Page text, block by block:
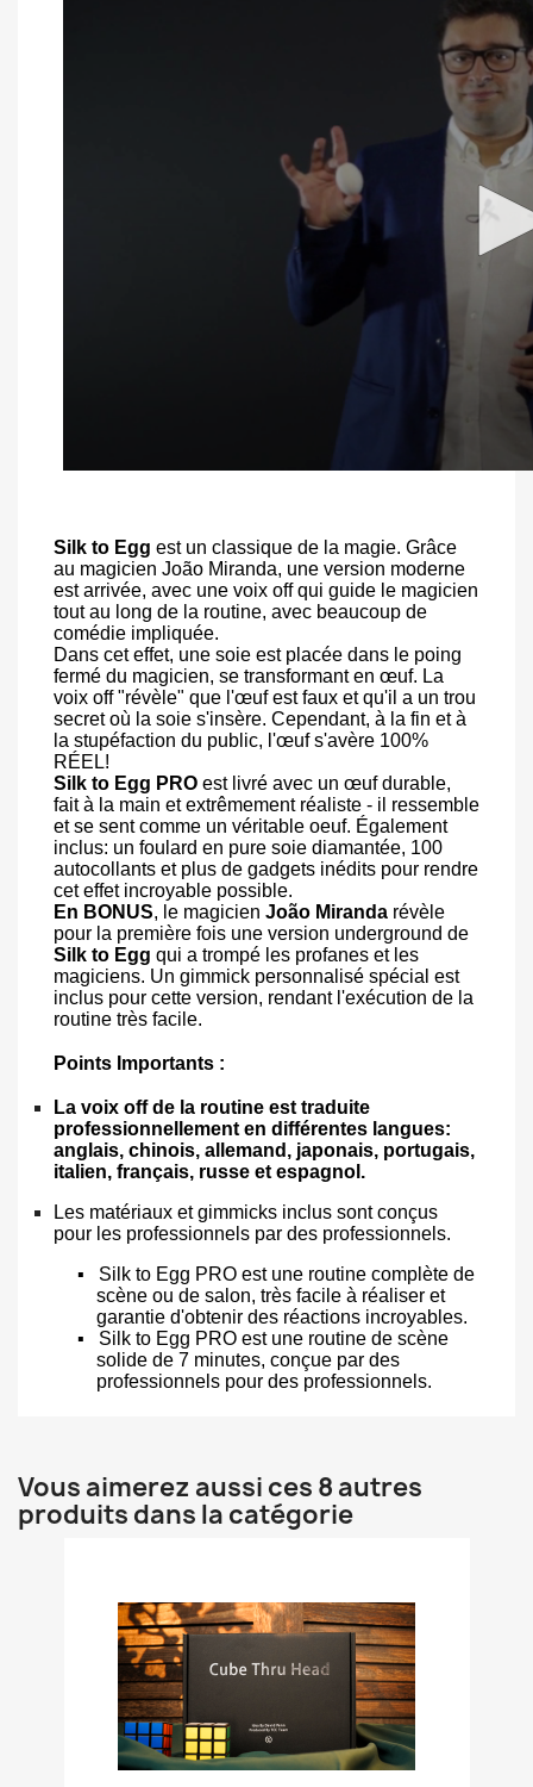
Silk to Egg est un classique de la magie. Grâce
au magicien João Miranda, une version moderne
est arrivée, avec une voix off qui guide le magicien
tout au long de la routine, avec beaucoup de
comédie impliquée.
Dans cet effet, une soie est placée dans le poing
fermé du magicien, se transformant en œuf. La
voix off "révèle" que l'œuf est faux et qu'il a un trou
secret où la soie s'insère. Cependant, à la fin et à
la stupéfaction du public, l'œuf s'avère 100%
RÉEL!
Silk to Egg PRO est livré avec un œuf durable,
fait à la main et extrêmement réaliste - il ressemble
et se sent comme un véritable oeuf. Également
inclus: un foulard en pure soie diamantée, 100
autocollants et plus de gadgets inédits pour rendre
cet effet incroyable possible.
En BONUS, le magicien João Miranda révèle
pour la première fois une version underground de
Silk to Egg qui a trompé les profanes et les
magiciens. Un gimmick personnalisé spécial est
inclus pour cette version, rendant l'exécution de la
routine très facile.
Points Importants :
La voix off de la routine est traduite
professionnellement en différentes langues:
anglais, chinois, allemand, japonais, portugais,
italien, français, russe et espagnol.
Les matériaux et gimmicks inclus sont conçus
pour les professionnels par des professionnels.
▪ Silk to Egg PRO est une routine complète de
scène ou de salon, très facile à réaliser et
garantie d'obtenir des réactions incroyables.
▪ Silk to Egg PRO est une routine de scène
solide de 7 minutes, conçue par des
professionnels pour des professionnels.
Vous aimerez aussi ces 8 autres
produits dans la catégorie